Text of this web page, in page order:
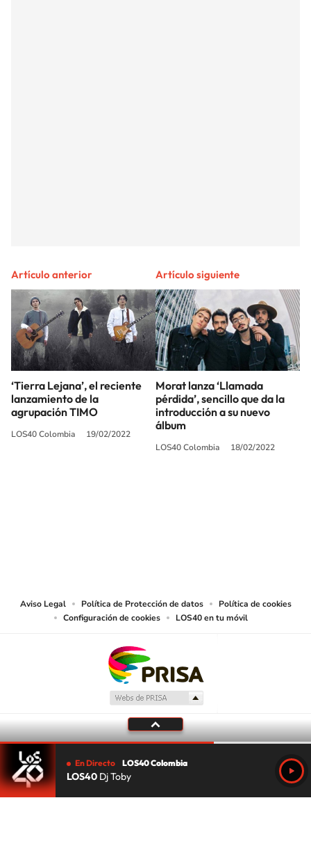
Artículo anterior
‘Tierra Lejana’, el reciente
lanzamiento de la
agrupación TIMO
LOS40 Colombia 19/02/2022
Artículo siguiente
Morat lanza ‘Llamada
pérdida’, sencillo que da la
introducción a su nuevo
álbum
LOS40 Colombia 18/02/2022
Aviso Legal Política de Protección de datos
Política de cookies
Configuración de cookies
LOS40 en tu móvil
En Directo LOS40 Colombia
LOS40 Dj Toby